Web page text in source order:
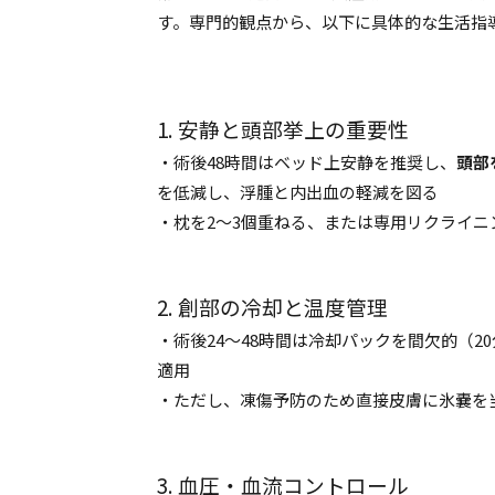
す。専門的観点から、以下に具体的な生活
1. 安静と頭部挙上の重要性
・術後48時間はベッド上安静を推奨し、 頭
を低減し、浮腫と内出血の軽減を図る
・枕を2〜3個重ねる、または専用リクライ
2. 創部の冷却と温度管理
・術後24〜48時間は冷却パックを間欠的（
適用
・ただし、凍傷予防のため直接皮膚に氷嚢
3. 血圧・血流コントロール